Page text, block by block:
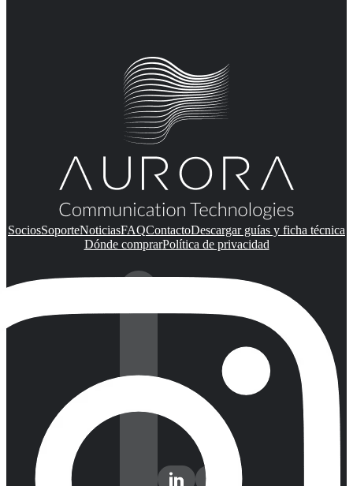
SociosSoporteNoticiasFAQContactoDescargar guías y ficha técnica
Dónde comprarPolítica de privacidad